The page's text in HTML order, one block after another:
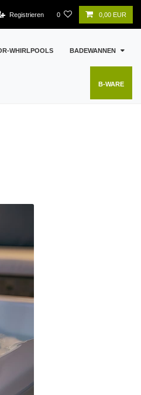
Registrieren 0 0,00 EUR
WHIRLPOOLS BADEWANNEN
B-WARE